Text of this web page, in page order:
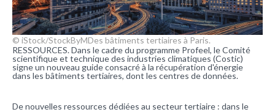
© iStock/StockByMDes bâtiments tertiaires à Paris.
RESSOURCES. Dans le cadre du programme Profeel, le Comité
scientifique et technique des industries climatiques (Costic)
signe un nouveau guide consacré à la récupération d'énergie
dans les bâtiments tertiaires, dont les centres de données.
De nouvelles ressources dédiées au secteur tertiaire : dans le